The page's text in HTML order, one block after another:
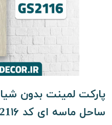
پارکت لمینت بدون
ساحل ماسه ای کد GS21۱۶